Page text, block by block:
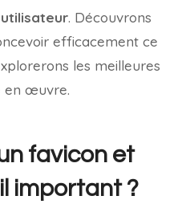
. Découvrons
efficacement ce
les meilleures
en œuvre.
favicon et
important ?